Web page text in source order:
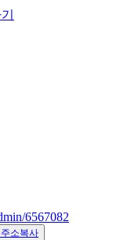
6567082
소복사